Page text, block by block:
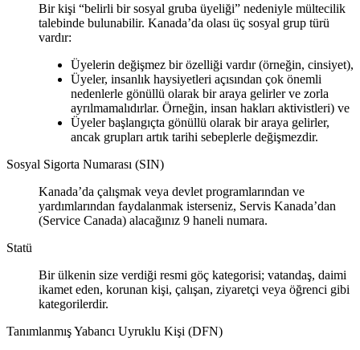
Bir kişi “belirli bir sosyal gruba üyeliği” nedeniyle mültecilik
talebinde bulunabilir. Kanada’da olası üç sosyal grup türü
vardır:
Üyelerin değişmez bir özelliği vardır (örneğin, cinsiyet),
Üyeler, insanlık haysiyetleri açısından çok önemli
nedenlerle gönüllü olarak bir araya gelirler ve zorla
ayrılmamalıdırlar. Örneğin, insan hakları aktivistleri) ve
Üyeler başlangıçta gönüllü olarak bir araya gelirler,
ancak grupları artık tarihi sebeplerle değişmezdir.
Sosyal Sigorta Numarası (SIN)
Kanada’da çalışmak veya devlet programlarından ve
yardımlarından faydalanmak isterseniz, Servis Kanada’dan
(Service Canada) alacağınız 9 haneli numara.
Statü
Bir ülkenin size verdiği resmi göç kategorisi; vatandaş, daimi
ikamet eden, korunan kişi, çalışan, ziyaretçi veya öğrenci gibi
kategorilerdir.
Tanımlanmış Yabancı Uyruklu Kişi (DFN)